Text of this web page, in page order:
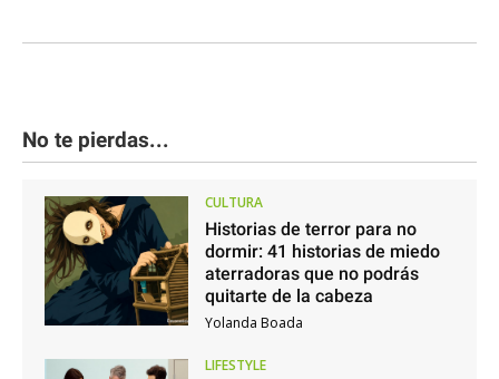
No te pierdas...
CULTURA
Historias de terror para no
dormir: 41 historias de miedo
aterradoras que no podrás
quitarte de la cabeza
Yolanda Boada
LIFESTYLE